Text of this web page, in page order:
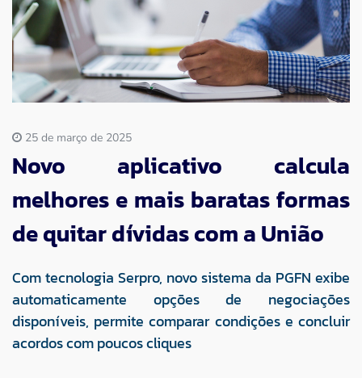
Imprensa
Contato
25 de março de 2025
Novo aplicativo calcula
melhores e mais baratas formas
de quitar dívidas com a União
Com tecnologia Serpro, novo sistema da PGFN exibe
automaticamente opções de negociações
disponíveis, permite comparar condições e concluir
acordos com poucos cliques